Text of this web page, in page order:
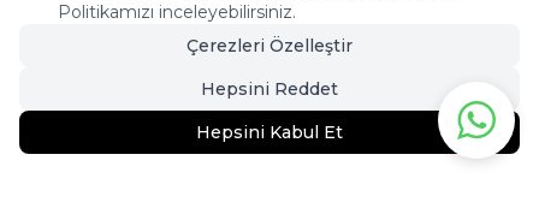
439,90TL329,95TL Sepete Ekle
info@cekmeceonline.com
Politikamızı inceleyebilirsiniz.
Çerezleri Özelleştir
Hepsini Reddet
Hepsini Kabul Et